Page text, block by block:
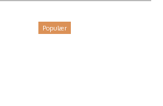
Populær